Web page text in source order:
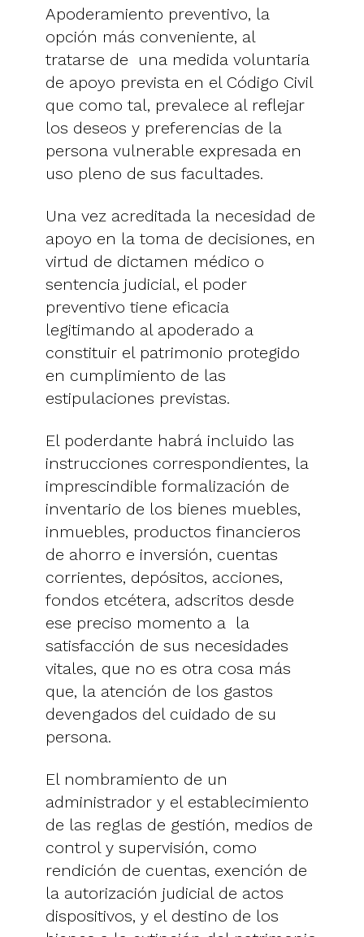
Apoderamiento preventivo, la
opción más conveniente, al
tratarse de una medida voluntaria
de apoyo prevista en el Código Civil
que como tal, prevalece al reflejar
los deseos y preferencias de la
persona vulnerable expresada en
uso pleno de sus facultades.
Una vez acreditada la necesidad de
apoyo en la toma de decisiones, en
virtud de dictamen médico o
sentencia judicial, el poder
preventivo tiene eficacia
legitimando al apoderado a
constituir el patrimonio protegido
en cumplimiento de las
estipulaciones previstas.
El poderdante habrá incluido las
instrucciones correspondientes, la
imprescindible formalización de
inventario de los bienes muebles,
inmuebles, productos financieros
de ahorro e inversión, cuentas
corrientes, depósitos, acciones,
fondos etcétera, adscritos desde
ese preciso momento a la
satisfacción de sus necesidades
vitales, que no es otra cosa más
que, la atención de los gastos
devengados del cuidado de su
persona.
El nombramiento de un
administrador y el establecimiento
de las reglas de gestión, medios de
control y supervisión, como
rendición de cuentas, exención de
la autorización judicial de actos
dispositivos, y el destino de los